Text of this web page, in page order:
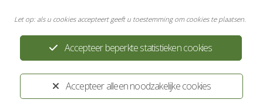
Privacystatement Disclaimer
Ontwikkeld door:Yardzorgsites.nl
Accepteer alleen noodzakelijke cookies
Accepteer beperkte statistieken cookies
Let op: als u cookies accepteert geeft u toestemming om cookies te plaatsen.